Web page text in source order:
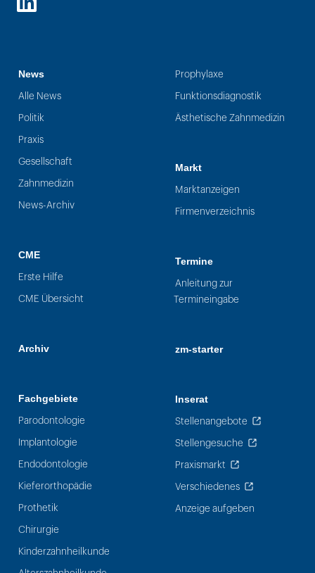
LinkedIn
News
Alle News
Politik
Praxis
Gesellschaft
Zahnmedizin
News-Archiv
CME
Erste Hilfe
CME Übersicht
Archiv
Fachgebiete
Parodontologie
Implantologie
Endodontologie
Kieferorthopädie
Prothetik
Chirurgie
Kinderzahnheilkunde
Prophylaxe
Funktionsdiagnostik
Ästhetische Zahnmedizin
Markt
Marktanzeigen
Firmenverzeichnis
Termine
Anleitung zur
Termineingabe
zm-starter
Inserat
Stellenangebote
Stellengesuche
Praxismarkt
Verschiedenes
Anzeige aufgeben